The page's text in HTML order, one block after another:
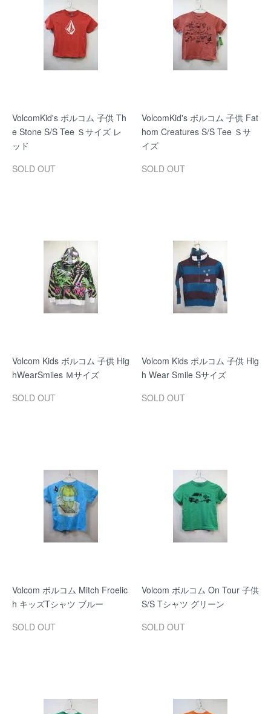
VolcomKid's ボルコム 子供 Th
e Stone S/S Tee Ｓサイズ レ
ッド
SOLD OUT
VolcomKid's ボルコム 子供 Fat
hom Creatures S/S Tee Ｓサ
イズ
SOLD OUT
Volcom Kids ボルコム 子供 Hig
hWearSmiles Ｍサイズ
SOLD OUT
Volcom Kids ボルコム 子供 Hig
h Wear Smile Sサイズ
SOLD OUT
Volcom ボルコム Mitch Froelic
h キッズTシャツ ブルー
SOLD OUT
Volcom ボルコム On Tour 子供
S/S Tシャツ グリーン
SOLD OUT